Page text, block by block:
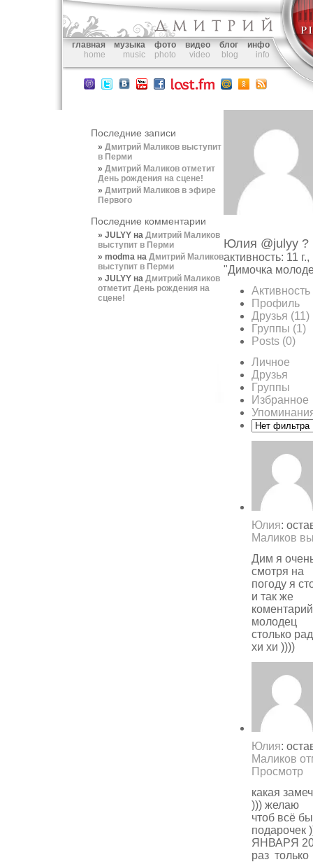
главная музыка фото видео блог
инфо
home
music photo video blog info
Последние записи
Дмитрий Маликов выступит
в Перми
Дмитрий Маликов отметит
День рождения на сцене!
Дмитрий Маликов в эфире
Первого
Последние комментарии
JULYY на Дмитрий Маликов
выступит в Перми
modma на Дмитрий Маликов
выступит в Перми
JULYY на Дмитрий Маликов
отметит День рождения на
сцене!
Юлия @julyy ?
активность: 11
"Димочка
Активность
Профиль
Друзья (11)
Группы (1)
Posts (0)
Личное
Друзья
Группы
Избранное
Юлия:
Маликов
Дим я
смотря на
погоду я
и так же
молодец
столько
хи хи ))))
Юлия:
Маликов
Просмотр
какая
))) желаю
чтоб всё
ЯНВАРЯ
раз только